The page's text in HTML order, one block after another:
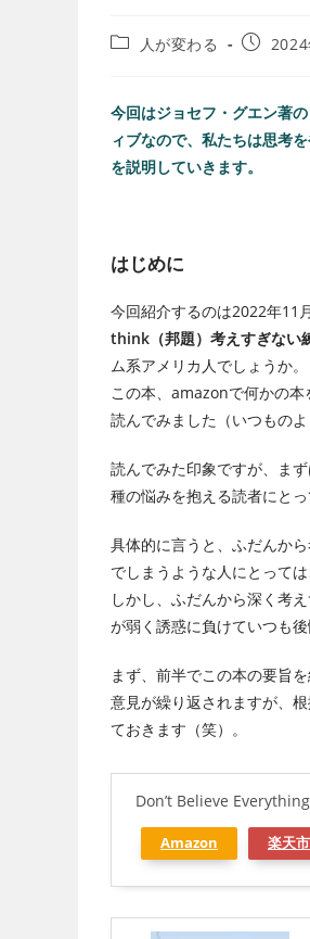
人が変わる
今回はジョセフ・グエン著
ィブなので、私たちは思考
を説明していきます。
はじめに
今回紹介するのは2022年11
think（邦題）考えすぎない
ム系アメリカ人でしょうか。
この本、amazonで何かの
読んでみました（いつものよ
読んでみた印象ですが、ま
種の悩みを抱える読者にと
具体的に言うと、ふだんか
でしまうような人にとって
しかし、ふだんから深く考
が弱く誘惑に負けていつも
まず、前半でこの本の要旨
意見が繰り返されますが、
ておきます（笑）。
Don’t Believe
Amazon 楽天